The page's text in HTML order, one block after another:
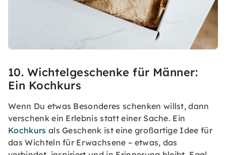
10. Wichtelgeschenke für Männer:
Ein Kochkurs
Wenn Du etwas Besonderes schenken willst, dann
verschenk ein Erlebnis statt einer Sache. Ein
Kochkurs als Geschenk ist eine großartige Idee für
das Wichteln für Erwachsene – etwas, das